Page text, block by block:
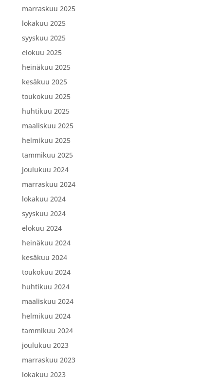
marraskuu 2025
lokakuu 2025
syyskuu 2025
elokuu 2025
heinäkuu 2025
kesäkuu 2025
toukokuu 2025
huhtikuu 2025
maaliskuu 2025
helmikuu 2025
tammikuu 2025
joulukuu 2024
marraskuu 2024
lokakuu 2024
syyskuu 2024
elokuu 2024
heinäkuu 2024
kesäkuu 2024
toukokuu 2024
huhtikuu 2024
maaliskuu 2024
helmikuu 2024
tammikuu 2024
joulukuu 2023
marraskuu 2023
lokakuu 2023